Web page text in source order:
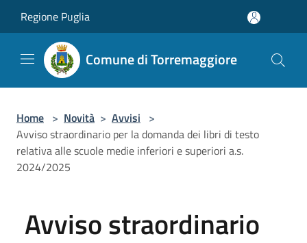
Regione Puglia
Comune di Torremaggiore
Home > Novità > Avvisi >
Avviso straordinario per la domanda dei libri di testo
relativa alle scuole medie inferiori e superiori a.s.
2024/2025
Avviso straordinario